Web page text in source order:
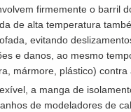
firmemente o barril
de alta temperatura
evitando
e danos, ao mesmo
mármore, plástico)
a manga de
de modeladores de